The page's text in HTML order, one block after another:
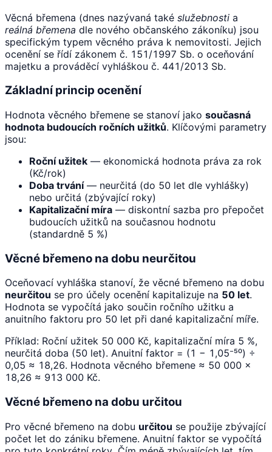
Věcná břemena (dnes nazývaná také služebnosti a
reálná břemena dle nového občanského zákoníku) jsou
specifickým typem věcného práva k nemovitosti. Jejich
ocenění se řídí zákonem č. 151/1997 Sb. o oceňování
majetku a prováděcí vyhláškou č. 441/2013 Sb.
Základní princip ocenění
Hodnota věcného břemene se stanoví jako současná
hodnota budoucích ročních užitků. Klíčovými parametry
jsou:
Roční užitek — ekonomická hodnota práva za rok
(Kč/rok)
Doba trvání— neurčitá (do 50 let dle vyhlášky)
nebo určitá (zbývající roky)
Kapitalizační míra — diskontní sazba pro přepočet
budoucích užitků na současnou hodnotu
(standardně 5 %)
Věcné břemeno na dobu neurčitou
Oceňovací vyhláška stanoví, že věcné břemeno na dobu
neurčitou se pro účely ocenění kapitalizuje na 50 let.
Hodnota se vypočítá jako součin ročního užitku a
anuitního faktoru pro 50 let při dané kapitalizační míře.
Příklad: Roční užitek 50 000 Kč, kapitalizační míra 5 %,
neurčitá doba (50 let). Anuitní faktor = (1 − 1,05⁻⁵⁰) ÷
0,05 ≈ 18,26. Hodnota věcného břemene ≈ 50 000 ×
18,26 ≈ 913 000 Kč.
Věcné břemeno na dobu určitou
Pro věcné břemeno na dobu určitou se použije zbývající
počet let do zániku břemene. Anuitní faktor se vypočítá